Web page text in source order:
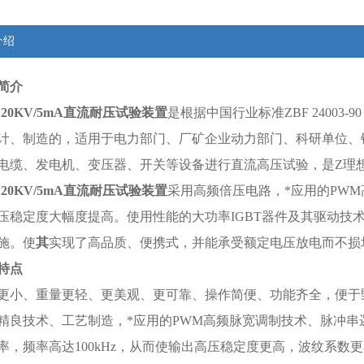
绍
介
5mA直流耐压试验装置是根据中国行业标准ZBF 24003-
、制造的，适用于电力部门、厂矿企业动力部门、科研单位
缆、发电机、变压器、开关等设备进行直流高压试验，是Z理
5mA直流耐压试验装置采用高频倍压电路，*应用的
稳定度大幅度提高。使用性能的大功率IGBT器件及其驱动技
。使其实现了高品质、便携式，并能承受额定电压放电而不
点
小、重量更轻、更美观、更可靠、操作简便、功能齐全，便
良技术、工艺制造，*应用的PWM高频脉宽调制技术、脉冲
，频率高达100kHz，从而使输出高压稳定度更高，波纹系数